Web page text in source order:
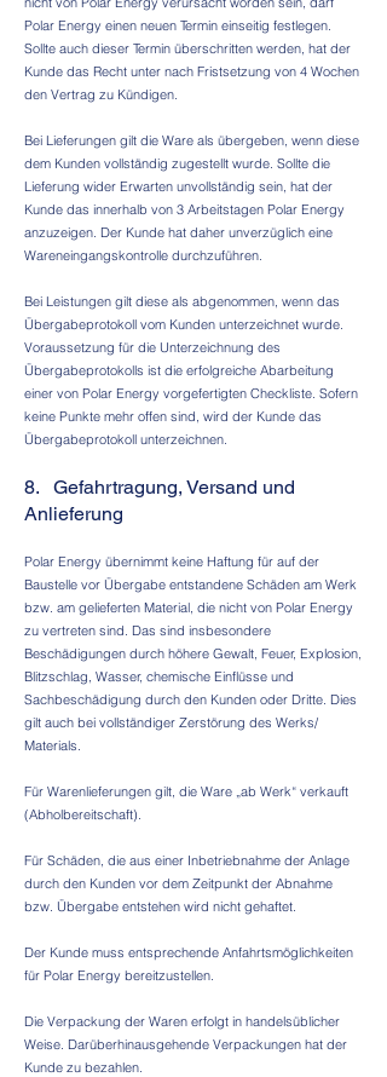
Polar Energy einen neuen Termin einseitig festlegen.
Sollte auch dieser Termin überschritten werden, hat der
Kunde das Recht unter nach Fristsetzung von 4 Wochen
den Vertrag zu Kündigen.
Bei Lieferungen gilt die Ware als übergeben, wenn diese
dem Kunden vollständig zugestellt wurde. Sollte die
Lieferung wider Erwarten unvollständig sein, hat der
Kunde das innerhalb von 3 Arbeitstagen Polar Energy
anzuzeigen. Der Kunde hat daher unverzüglich eine
Wareneingangskontrolle durchzuführen.
Bei Leistungen gilt diese als abgenommen, wenn das
Übergabeprotokoll vom Kunden unterzeichnet wurde.
Voraussetzung für die Unterzeichnung des
Übergabeprotokolls ist die erfolgreiche Abarbeitung
einer von Polar Energy vorgefertigten Checkliste. Sofern
keine Punkte mehr offen sind, wird der Kunde das
Übergabeprotokoll unterzeichnen.
8. Gefahrtragung, Versand und
Anlieferung
Polar Energy übernimmt keine Haftung für auf der
Baustelle vor Übergabe entstandene Schäden am Werk
bzw. am gelieferten Material, die nicht von Polar Energy
zu vertreten sind. Das sind insbesondere
Beschädigungen durch höhere Gewalt, Feuer, Explosion,
Blitzschlag, Wasser, chemische Einflüsse und
Sachbeschädigung durch den Kunden oder Dritte. Dies
gilt auch bei vollständiger Zerstörung des Werks/
Materials.
Für Warenlieferungen gilt, die Ware „ab Werk“ verkauft
(Abholbereitschaft).
Für Schäden, die aus einer Inbetriebnahme der Anlage
durch den Kunden vor dem Zeitpunkt der Abnahme
bzw. Übergabe entstehen wird nicht gehaftet.
Der Kunde muss entsprechende Anfahrtsmöglichkeiten
für Polar Energy bereitzustellen.
Die Verpackung der Waren erfolgt in handelsüblicher
Weise. Darüberhinausgehende Verpackungen hat der
Kunde zu bezahlen.